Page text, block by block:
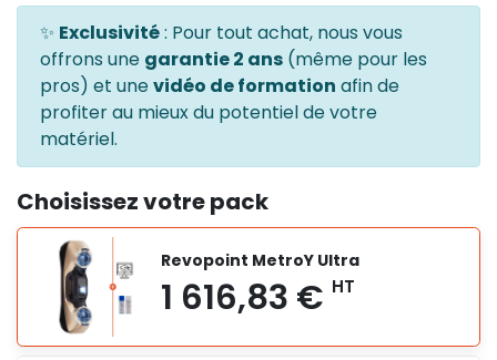
✨ Exclusivité: Pour tout achat, nous vous
offrons une garantie 2 ans (même pour les
pros) et unevidéo de formation afin de
profiter au mieux du potentiel de votre
matériel.
Choisissez votre pack
Revopoint MetroY Ultra